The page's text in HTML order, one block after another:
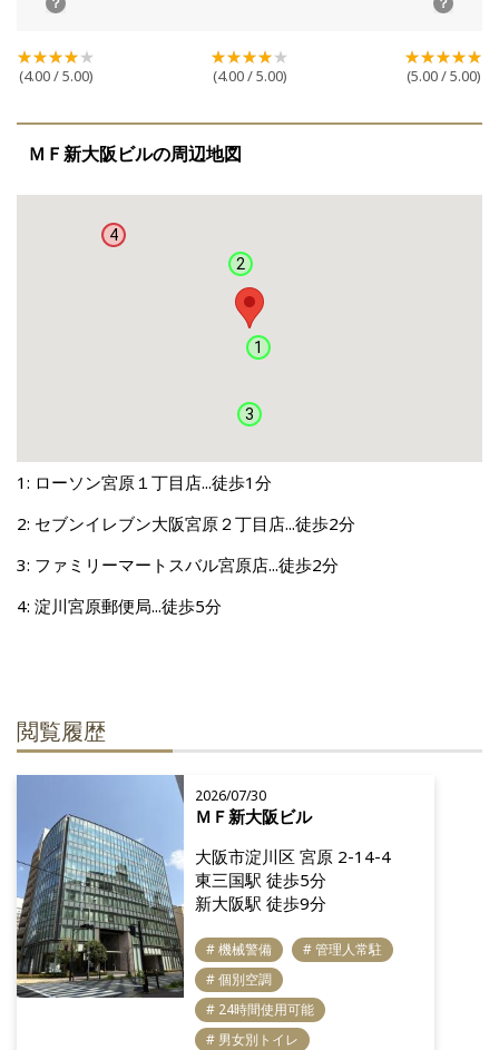
(4.00 / 5.00) (4.00 / 5.00) (5.00 / 5.00)
ＭＦ新大阪ビルの周辺地図
1
2
3
4
1: ローソン宮原１丁目店...徒歩1分
2: セブンイレブン大阪宮原２丁目店...徒歩2分
3: ファミリーマートスバル宮原店...徒歩2分
4: 淀川宮原郵便局...徒歩5分
閲覧履歴
2026/07/30
ＭＦ新大阪ビル
大阪市淀川区 宮原 2-14-4
東三国駅 徒歩5分
新大阪駅 徒歩9分
# 機械警備
# 管理人常駐
# 個別空調
# 24時間使用可能
# 男女別トイレ